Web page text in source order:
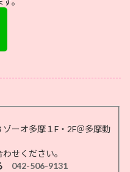
ーオ多摩１F・2F＠多摩動
せください。
042-506-9131